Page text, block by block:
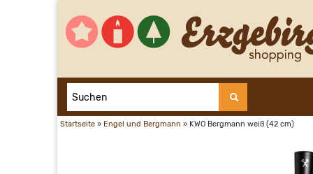
Startseite » Engel und Bergmann » KWO Bergmann weiß (42 cm)